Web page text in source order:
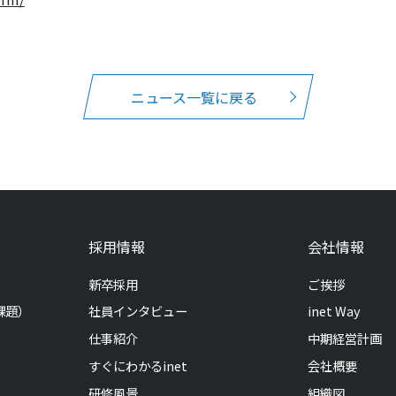
ニュース一覧に戻る
）
採用情報
新卒採用
社員インタビュー
仕事紹介
すぐにわかるinet
会社情報
ご挨拶
inet Way
中期経営計画
会社概要